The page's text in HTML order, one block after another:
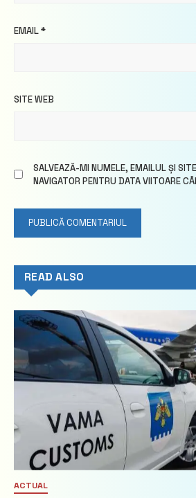
EMAIL*
SITE WEB
SALVEAZĂ-MI NUMELE, EMAILUL ȘI
NAVIGATOR PENTRU DATA VIITOARE
READ ALSO
ACTUAL